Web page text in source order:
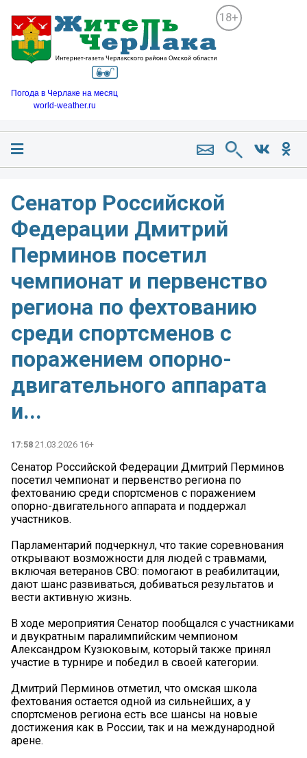
18+
Погода в Черлаке на месяц
world-weather.ru
Сенатор Российской
Федерации Дмитрий
Перминов посетил
чемпионат и первенство
региона по фехтованию
среди спортсменов с
поражением опорно-
двигательного аппарата
и...
17:58 21.03.2026 16+
Сенатор Российской Федерации Дмитрий Перминов
посетил чемпионат и первенство региона по
фехтованию среди спортсменов с поражением
опорно-двигательного аппарата и поддержал
участников.
Парламентарий подчеркнул, что такие соревнования
открывают возможности для людей с травмами,
включая ветеранов СВО: помогают в реабилитации,
дают шанс развиваться, добиваться результатов и
вести активную жизнь.
В ходе мероприятия Сенатор пообщался с участниками
и двукратным паралимпийским чемпионом
Александром Кузюковым, который также принял
участие в турнире и победил в своей категории.
Дмитрий Перминов отметил, что омская школа
фехтования остается одной из сильнейших, а у
спортсменов региона есть все шансы на новые
достижения как в России, так и на международной
арене.